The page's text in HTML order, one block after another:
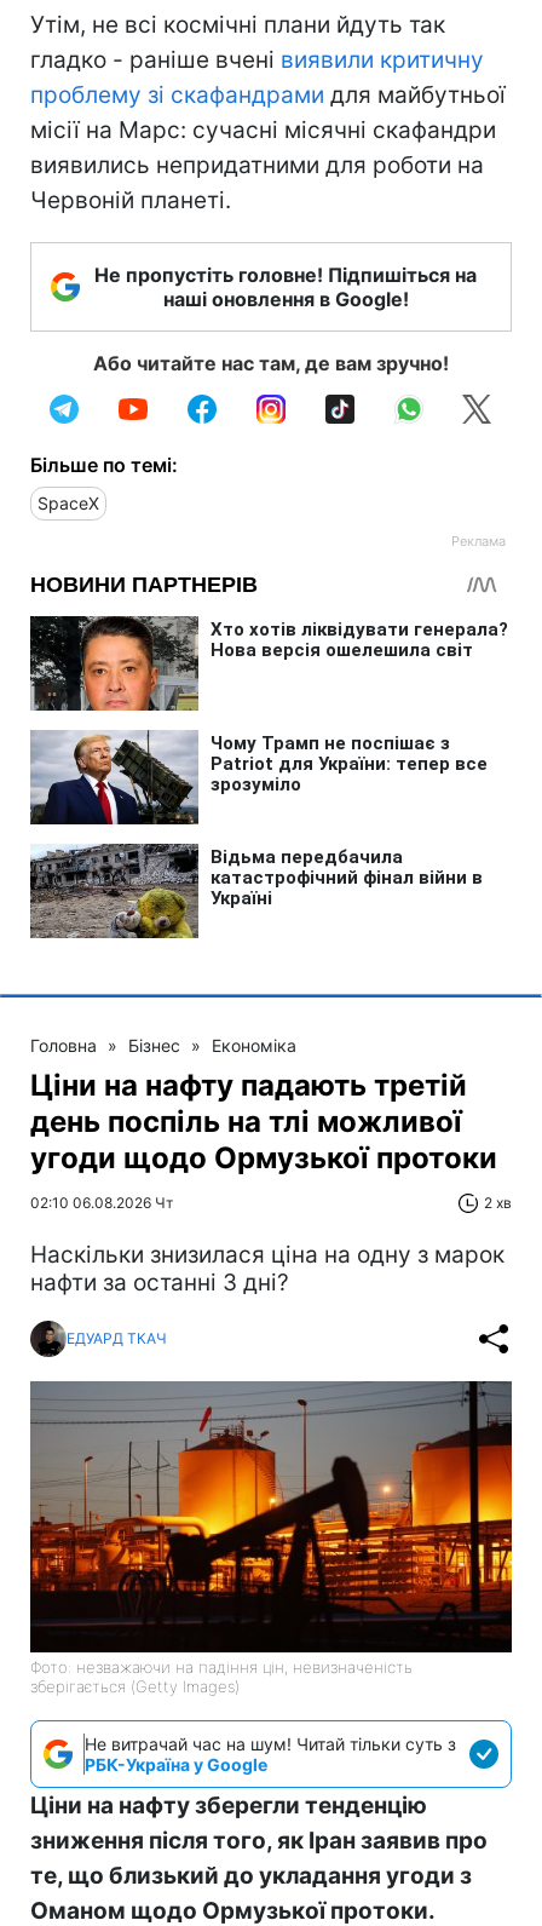
Утім, не всі космічні плани йдуть так
гладко - раніше вчені виявили критичну
проблему зі скафандрами для майбутньої
місії на Марс: сучасні місячні скафандри
виявились непридатними для роботи на
Червоній планеті.
Не пропустіть головне! Підпишіться на
наші оновлення в Google!
Або читайте нас там, де вам зручно!
Більше по темі:
SpaceX
Головна » Бізнес » Економіка
Ціни на нафту падають третій
день поспіль на тлі можливої
угоди щодо Ормузької протоки
02:10 06.08.2026 Чт 2 хв
Наскільки знизилася ціна на одну з марок
нафти за останні 3 дні?
ЕДУАРД ТКАЧ
Фото: незважаючи на падіння цін, невизначеність
зберігається (Getty Images)
Не витрачай час на шум! Читай тільки суть з
РБК-Україна у Google
Ціни на нафту зберегли тенденцію
зниження після того, як Іран заявив про
те, що близький до укладання угоди з
Оманом щодо Ормузької протоки.